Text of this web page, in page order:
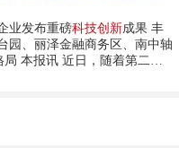
业发布重磅科技创新成果 丰
园、丽泽金融商务区、南中轴
本报讯 近日，随着第二十
简称“科博会”）在国家会议中